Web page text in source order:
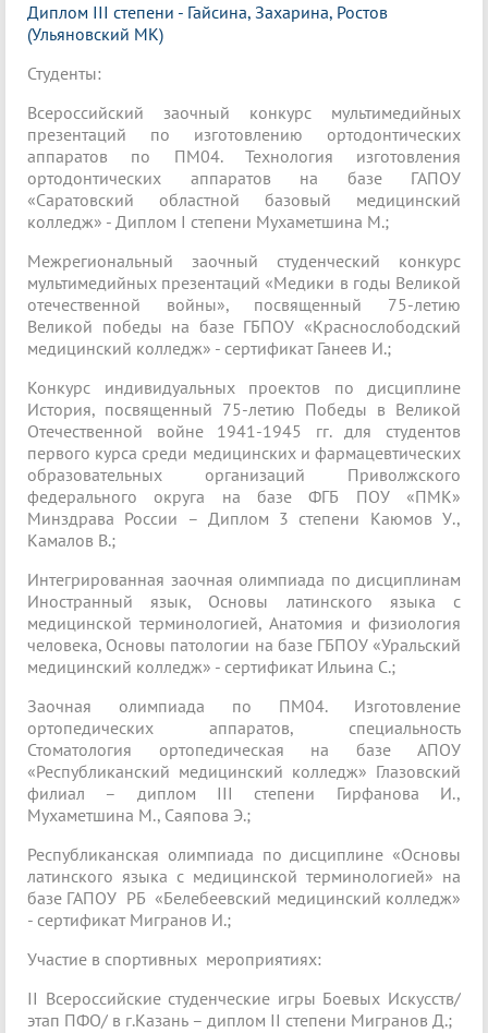
Диплом III степени - Гайсина, Захарина, Ростов
(Ульяновский МК)
Студенты:
Всероссийский заочный конкурс мультимедийных
презентаций по изготовлению ортодонтических
аппаратов по ПМ04. Технология изготовления
ортодонтических аппаратов на базе ГАПОУ
«Саратовский областной базовый медицинский
колледж» - Диплом I степени Мухаметшина М.;
Межрегиональный заочный студенческий конкурс
мультимедийных презентаций «Медики в годы Великой
отечественной войны», посвященный 75-летию
Великой победы на базе ГБПОУ «Краснослободский
медицинский колледж» - сертификат Ганеев И.;
Конкурс индивидуальных проектов по дисциплине
История, посвященный 75-летию Победы в Великой
Отечественной войне 1941-1945 гг. для студентов
первого курса среди медицинских и фармацевтических
образовательных организаций Приволжского
федерального округа на базе ФГБ ПОУ «ПМК»
Минздрава России – Диплом 3 степени Каюмов У.,
Камалов В.;
Интегрированная заочная олимпиада по дисциплинам
Иностранный язык, Основы латинского языка с
медицинской терминологией, Анатомия и физиология
человека, Основы патологии на базе ГБПОУ «Уральский
медицинский колледж» - сертификат Ильина С.;
Заочная олимпиада по ПМ04. Изготовление
ортопедических аппаратов, специальность
Стоматология ортопедическая на базе АПОУ
«Республиканский медицинский колледж» Глазовский
филиал – диплом III степени Гирфанова И.,
Мухаметшина М., Саяпова Э.;
Республиканская олимпиада по дисциплине «Основы
латинского языка с медицинской терминологией» на
базе ГАПОУ РБ «Белебеевский медицинский колледж»
- сертификат Мигранов И.;
Участие в спортивных мероприятиях:
II Всероссийские студенческие игры Боевых Искусств/
этап ПФО/ в г.Казань – диплом II степени Мигранов Д.;